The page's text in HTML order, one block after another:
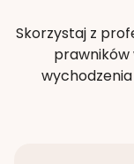
Skorzystaj z
prawników